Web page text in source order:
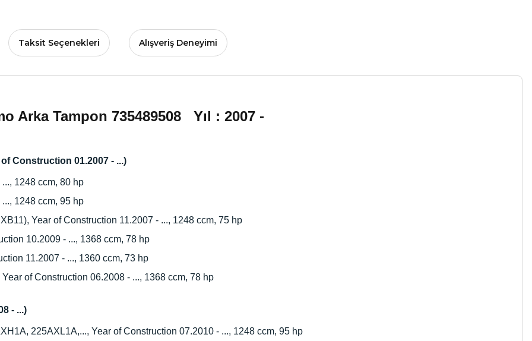
Taksit Seçenekleri Alışveriş Deneyimi
Arka Tampon 735489508 Yıl : 2007 -
Construction 01.2007 - ...)
1248 ccm, 80 hp
1248 ccm, 95 hp
Year of Construction 11.2007 - ..., 1248 ccm, 75 hp
10.2009 - ..., 1368 ccm, 78 hp
11.2007 - ..., 1360 ccm, 73 hp
of Construction 06.2008 - ..., 1368 ccm, 78 hp
- ...)
225AXL1A,..., Year of Construction 07.2010 - ..., 1248 ccm, 95 hp